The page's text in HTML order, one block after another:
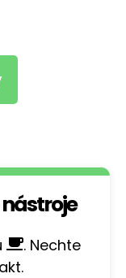
. Nechte